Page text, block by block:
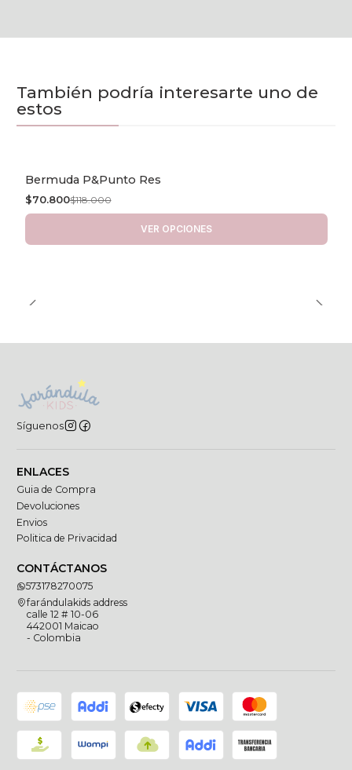
También podría interesarte uno de
estos
-40% OFF
Bermuda P&Punto Res
$70.800$118.000
VER OPCIONES
Síguenos
ENLACES
Guia de Compra
Devoluciones
Envios
Politica de Privacidad
CONTÁCTANOS
573178270075
farándulakids address
calle 12 # 10-06
442001 Maicao
- Colombia